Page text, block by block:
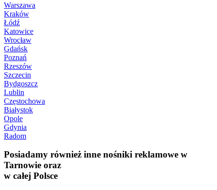
Warszawa
Kraków
Łódź
Katowice
Wrocław
Gdańsk
Poznań
Rzeszów
Szczecin
Bydgoszcz
Lublin
Częstochowa
Białystok
Opole
Gdynia
Radom
Posiadamy również inne nośniki reklamowe w
Tarnowie oraz
w całej Polsce